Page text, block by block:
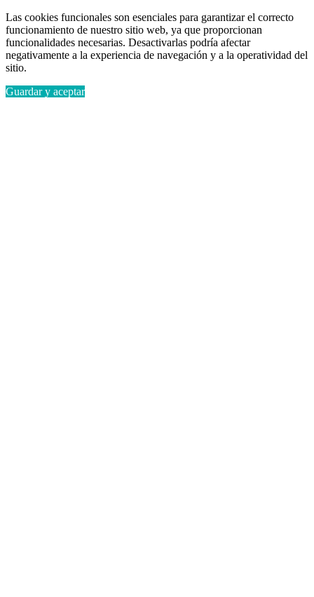
Las cookies funcionales son esenciales para garantizar el correcto
funcionamiento de nuestro sitio web, ya que proporcionan
funcionalidades necesarias. Desactivarlas podría afectar
negativamente a la experiencia de navegación y a la operatividad del
sitio.
Guardar y aceptar